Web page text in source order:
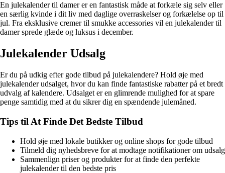
En julekalender til damer er en fantastisk måde at forkæle sig selv eller
en særlig kvinde i dit liv med daglige overraskelser og forkælelse op til
jul. Fra eksklusive cremer til smukke accessories vil en julekalender til
damer sprede glæde og luksus i december.
Julekalender Udsalg
Er du på udkig efter gode tilbud på julekalendere? Hold øje med
julekalender udsalget, hvor du kan finde fantastiske rabatter på et bredt
udvalg af kalendere. Udsalget er en glimrende mulighed for at spare
penge samtidig med at du sikrer dig en spændende julemåned.
Tips til At Finde Det Bedste Tilbud
Hold øje med lokale butikker og online shops for gode tilbud
Tilmeld dig nyhedsbreve for at modtage notifikationer om udsalg
Sammenlign priser og produkter for at finde den perfekte
julekalender til den bedste pris